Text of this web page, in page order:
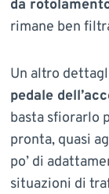
da
rimane ben
Un altro
pedale
basta sfiorarlo
pronta, quasi
po’ di
situazioni di